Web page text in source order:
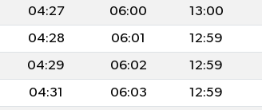
04:27 06:00 13:00
04:28 06:01 12:59
04:29 06:02 12:59
04:31 06:03 12:59